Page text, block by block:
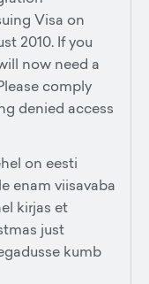
Visa on
2010. If you
now need a
comply
denied access
on eesti
enam viisavaba
kirjas et
just
kumb